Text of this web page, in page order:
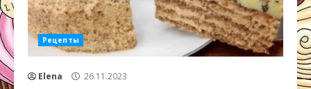
Рецепты
Elena 26.11.2023